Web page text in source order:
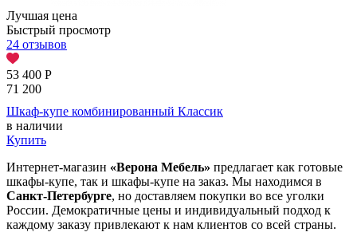
Лучшая цена
Быстрый просмотр
24 отзывов
53 400 Р
71 200
Шкаф-купе комбинированный Классик
в наличии
Купить
Интернет-магазин «Верона Мебель» предлагает как готовые
шкафы-купе, так и шкафы-купе на заказ. Мы находимся в
Санкт-Петербурге, но доставляем покупки во все уголки
России. Демократичные цены и индивидуальный подход к
каждому заказу привлекают к нам клиентов со всей страны.